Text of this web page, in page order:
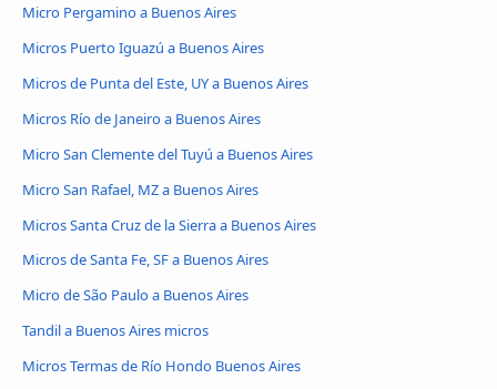
Micro Pergamino a Buenos Aires
Micros Puerto Iguazú a Buenos Aires
Micros de Punta del Este, UY a Buenos Aires
Micros Río de Janeiro a Buenos Aires
Micro San Clemente del Tuyú a Buenos Aires
Micro San Rafael, MZ a Buenos Aires
Micros Santa Cruz de la Sierra a Buenos Aires
Micros de Santa Fe, SF a Buenos Aires
Micro de São Paulo a Buenos Aires
Tandil a Buenos Aires micros
Micros Termas de Río Hondo Buenos Aires